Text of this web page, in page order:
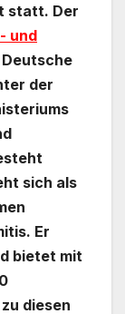
statt. Der
und
der
sich als
Er
bietet mit
diesen